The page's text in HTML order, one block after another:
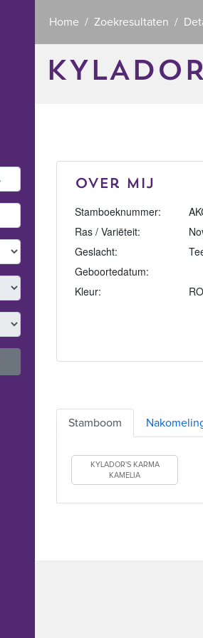
Home Zoekresultaten
Over mij
Stamboeknummer:
Ras / Variëteit:
Geslacht:
Geboortedatum:
Kleur:
Stamboom
KYLADOR'S KARMA
KAMELIA